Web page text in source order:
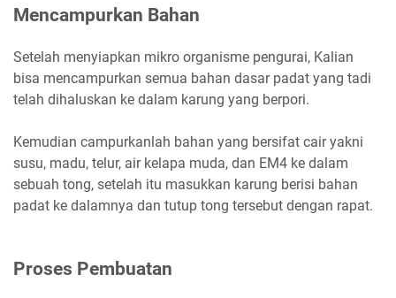
Mencampurkan Bahan
Setelah menyiapkan mikro organisme pengurai, Kalian
bisa mencampurkan semua bahan dasar padat yang tadi
telah dihaluskan ke dalam karung yang berpori.
Kemudian campurkanlah bahan yang bersifat cair yakni
susu, madu, telur, air kelapa muda, dan EM4 ke dalam
sebuah tong, setelah itu masukkan karung berisi bahan
padat ke dalamnya dan tutup tong tersebut dengan rapat.
Proses Pembuatan